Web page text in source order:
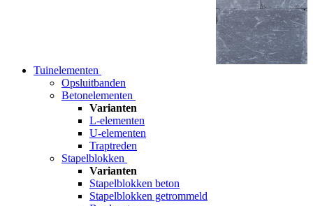
Tuinelementen
Opsluitbanden
Betonelementen
Varianten
L-elementen
U-elementen
Traptreden
Stapelblokken
Varianten
Stapelblokken beton
Stapelblokken getrommeld